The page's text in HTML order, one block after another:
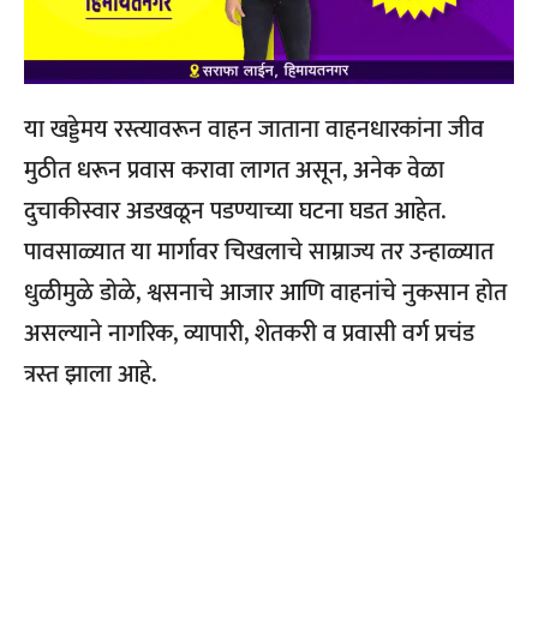
या खड्डेमय रस्त्यावरून वाहन जाताना वाहनधारकांना जीव
मुठीत धरून प्रवास करावा लागत असून, अनेक वेळा
दुचाकीस्वार अडखळून पडण्याच्या घटना घडत आहेत.
पावसाळ्यात या मार्गावर चिखलाचे साम्राज्य तर उन्हाळ्यात
धुळीमुळे डोळे, श्वसनाचे आजार आणि वाहनांचे नुकसान होत
असल्याने नागरिक, व्यापारी, शेतकरी व प्रवासी वर्ग प्रचंड
त्रस्त झाला आहे.